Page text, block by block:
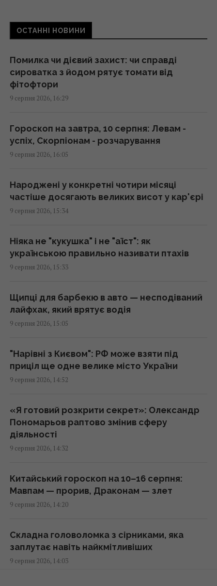
знизити температуру даху майже на 25 °C
15:06 неділя, 09 серпня 2026
Забезпечував роботою 3500 людей: у
Житомирі зупинився німецький завод після
атаки РФ
15:01 неділя, 09 серпня 2026
Пілот взявся за практично безлюдний
острів: за 50 років він змінився до
невпізнання
Окупанти почали відправляти на штурм
танки з активним захистом від FPV-дронів
Американський трюк із картоплею фрі
допомагає швидко загустити суп
Хіт 1983 року став однією з "найкращих
літніх пісень усіх часів": у чому її таємниця
Три яблука сховалися серед птахів: на їх
пошуки дають лише 11 секунд
Випросила рецепт кабачків по-корейськи у
продавця на ринку: готую їх просто так і на
зиму
Одеса вночі пережила наймасштабніший
удар за весь час повномасштабної війни, –
13:59 неділя, 09 серпня 2026
Підводний човен, проданий Канаді за £1,
ОСТАННІ НОВИНИ
Помилка чи дієвий захист: чи справді
сироватка з йодом рятує томати від
фітофтори
9 серпня 2026, 16:29
Гороскоп на завтра, 10 серпня: Левам -
успіх, Скорпіонам - розчарування
9 серпня 2026, 16:05
Народжені у конкретні чотири місяці
частіше досягають великих висот у кар'єрі
9 серпня 2026, 15:34
Ніяка не "кукушка" і не "аїст": як
українською правильно називати птахів
9 серпня 2026, 15:33
Щипці для барбекю в авто — несподіваний
лайфхак, який врятує водія
9 серпня 2026, 15:05
"Нарівні з Києвом": РФ може взяти під
приціл ще одне велике місто України
9 серпня 2026, 14:52
«Я готовий розкрити секрет»: Олександр
Пономарьов раптово змінив сферу
діяльності
9 серпня 2026, 14:32
Китайський гороскоп на 10–16 серпня:
Мавпам — прорив, Драконам — злет
9 серпня 2026, 14:20
Складна головоломка з сірниками, яка
заплутає навіть найкмітливіших
9 серпня 2026, 14:03